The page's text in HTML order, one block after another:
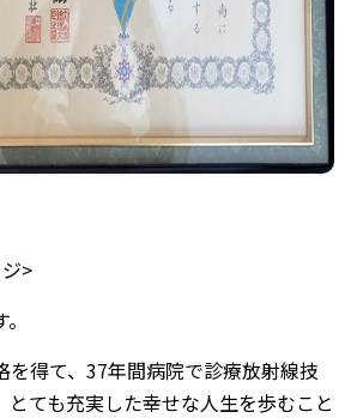
>
を得て、37年間病院で診療放射線技
とても充実した幸せな人生を歩むこと